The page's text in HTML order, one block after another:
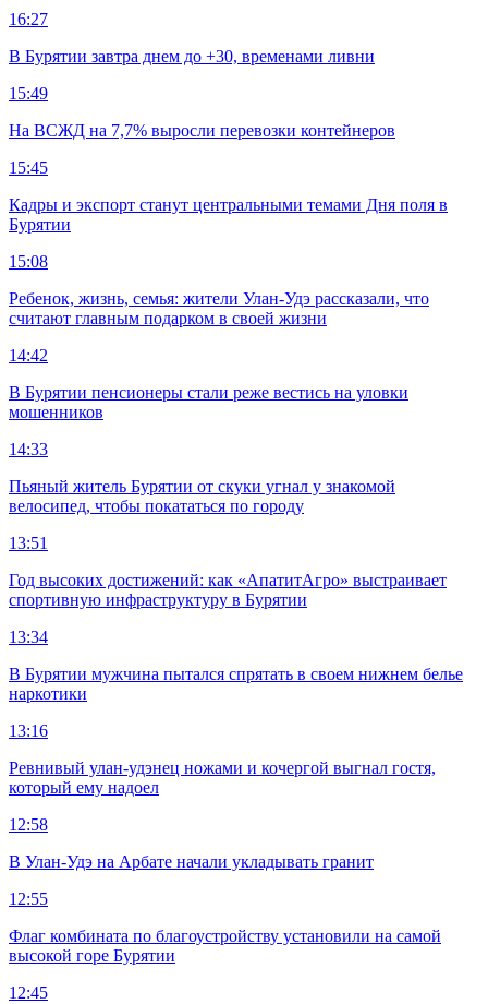
16:27
В Бурятии завтра днем до +30, временами ливни
15:49
На ВСЖД на 7,7% выросли перевозки контейнеров
15:45
Кадры и экспорт станут центральными темами Дня поля в
Бурятии
15:08
Ребенок, жизнь, семья: жители Улан-Удэ рассказали, что
считают главным подарком в своей жизни
14:42
В Бурятии пенсионеры стали реже вестись на уловки
мошенников
14:33
Пьяный житель Бурятии от скуки угнал у знакомой
велосипед, чтобы покататься по городу
13:51
Год высоких достижений: как «АпатитАгро» выстраивает
спортивную инфраструктуру в Бурятии
13:34
В Бурятии мужчина пытался спрятать в своем нижнем белье
наркотики
13:16
Ревнивый улан-удэнец ножами и кочергой выгнал гостя,
который ему надоел
12:58
В Улан-Удэ на Арбате начали укладывать гранит
12:55
Флаг комбината по благоустройству установили на самой
высокой горе Бурятии
12:45